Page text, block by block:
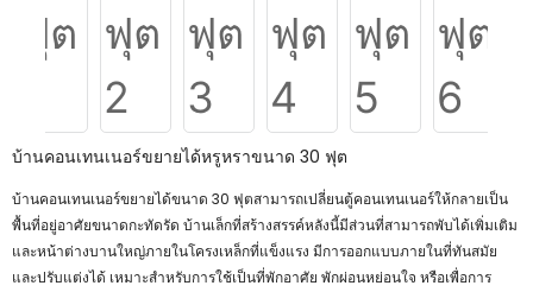
บ้านคอนเทนเนอร์ขยายได้หรูหราขนาด 30 ฟุต
บ้านคอนเทนเนอร์ขยายได้ขนาด 30 ฟุตสามารถเปลี่ยนตู้คอนเทนเนอร์ให้กลายเป็น
พื้นที่อยู่อาศัยขนาดกะทัดรัด บ้านเล็กที่สร้างสรรค์หลังนี้มีส่วนที่สามารถพับได้เพิ่มเติม
และหน้าต่างบานใหญ่ภายในโครงเหล็กที่แข็งแรง มีการออกแบบภายในที่ทันสมัย
และปรับแต่งได้ เหมาะสำหรับการใช้เป็นที่พักอาศัย พักผ่อนหย่อนใจ หรือเพื่อการ